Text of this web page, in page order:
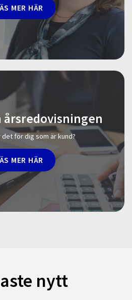
MER HÄR
årsredovisningen
för dig som är kund?
MER HÄR
nytt